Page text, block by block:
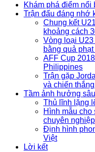
Khám phá điểm
Trận đấu đáng nhớ
Chung kết
khoảng cách
Vòng loại
bằng quả
AFF Cup
Philippines
Trận gặp
và chiến
Tầm ảnh hưởng
Thủ lĩnh lặng
Hình mẫu cho
chuyên nghiệp
Định hình
Việt
Lời kết